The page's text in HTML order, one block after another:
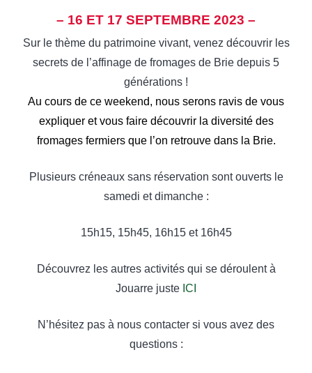
– 16 ET 17 SEPTEMBRE 2023 –
Sur le thème du patrimoine vivant, venez découvrir les
secrets de l’affinage de fromages de Brie depuis 5
générations !
Au cours de ce weekend, nous serons ravis de vous
expliquer et vous faire découvrir la diversité des
fromages fermiers que l’on retrouve dans la Brie.
Plusieurs créneaux sans réservation sont ouverts le
samedi et dimanche :
15h15, 15h45, 16h15 et 16h45
Découvrez les autres activités qui se déroulent à
Jouarre juste ICI
N’hésitez pas à nous contacter si vous avez des
questions :